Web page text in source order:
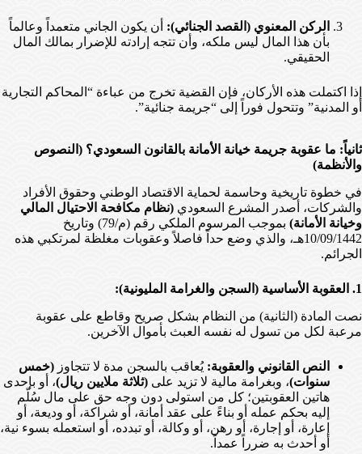
الركن المعنوي (القصد الجنائي): أن يكون الجاني متعمداً وعالماً
بأن هذا المال ليس ملكه، وأن تتجه إرادته للإضرار بمالك المال
الحقيقي.
إذا اكتملت هذه الأركان، فإن القضية تخرج من عباءة “المحاكم التجارية
أو المدنية” وتتحول فوراً إلى “جريمة جنائية”.
ثانياً: ما عقوبة جريمة خيانة الأمانة بالقانون السعودي؟ (النصوص
والأنظمة)
في خطوة تاريخية وحاسمة لحماية الاقتصاد الوطني وحقوق الأفراد
والشركات، أصدر المشرع السعودي (نظام مكافحة الاحتيال المالي
وخيانة الأمانة)
بموجب المرسوم الملكي رقم (م/79) وتاريخ
10/09/1442هـ، والذي وضع حداً فاصلاً وعقوبات مغلظة لمرتكبي هذه
الجرائم.
1. العقوبة الأساسية (السجن والغرامة المليونية):
نصت المادة (الثانية) من النظام بشكل صريح وقاطع على عقوبة
مرعبة لكل من تسول له نفسه العبث بأموال الآخرين.
النص القانوني والعقوبة: يُعاقب بالسجن مدة لا تتجاوز (خمس
سنوات)، وبغرامة مالية لا تزيد على (ثلاثة ملايين ريال)، أو بإحدى
هاتين العقوبتين؛ كل من استولى دون وجه حق على مال سُلّم
إليه بحكم عمله أو بناءً على عقد أمانة، أو شراكة، أو وديعة، أو
إعارة، أو إجارة، أو رهن، أو وكالة، أو تبدده، أو استعمله بسوء نية،
أو أحدث به ضرراً عمداً.